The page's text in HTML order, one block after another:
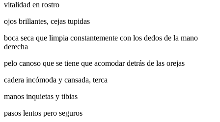
vitalidad en rostro
ojos brillantes, cejas tupidas
boca seca que limpia constantemente con los dedos de la mano
derecha
pelo canoso que se tiene que acomodar detrás de las orejas
cadera incómoda y cansada, terca
manos inquietas y tibias
pasos lentos pero seguros